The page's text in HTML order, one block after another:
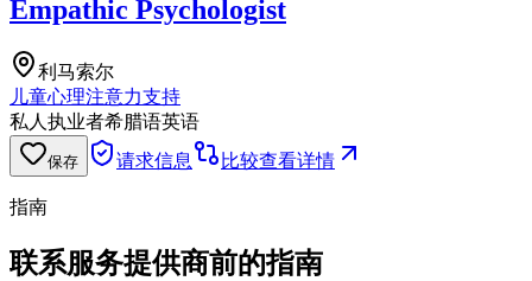
Empathic Psychologist
利马索尔
儿童心理注意力支持
私人执业者希腊语英语
保存 请求信息 比较查看详情
指南
联系服务提供商前的指南